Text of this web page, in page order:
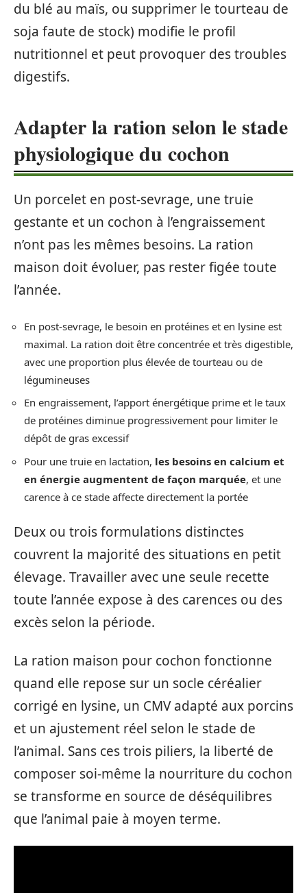
du blé au maïs, ou supprimer le tourteau de
soja faute de stock) modifie le profil
nutritionnel et peut provoquer des troubles
digestifs.
Adapter la ration selon le stade
physiologique du cochon
Un porcelet en post-sevrage, une truie
gestante et un cochon à l’engraissement
n’ont pas les mêmes besoins. La ration
maison doit évoluer, pas rester figée toute
l’année.
En post-sevrage, le besoin en protéines et en lysine est
maximal. La ration doit être concentrée et très digestible,
avec une proportion plus élevée de tourteau ou de
légumineuses
En engraissement, l’apport énergétique prime et le taux
de protéines diminue progressivement pour limiter le
dépôt de gras excessif
Pour une truie en lactation, les besoins en calcium et
en énergie augmentent de façon marquée, et une
carence à ce stade affecte directement la portée
Deux ou trois formulations distinctes
couvrent la majorité des situations en petit
élevage. Travailler avec une seule recette
toute l’année expose à des carences ou des
excès selon la période.
La ration maison pour cochon fonctionne
quand elle repose sur un socle céréalier
corrigé en lysine, un CMV adapté aux porcins
et un ajustement réel selon le stade de
l’animal. Sans ces trois piliers, la liberté de
composer soi-même la nourriture du cochon
se transforme en source de déséquilibres
que l’animal paie à moyen terme.